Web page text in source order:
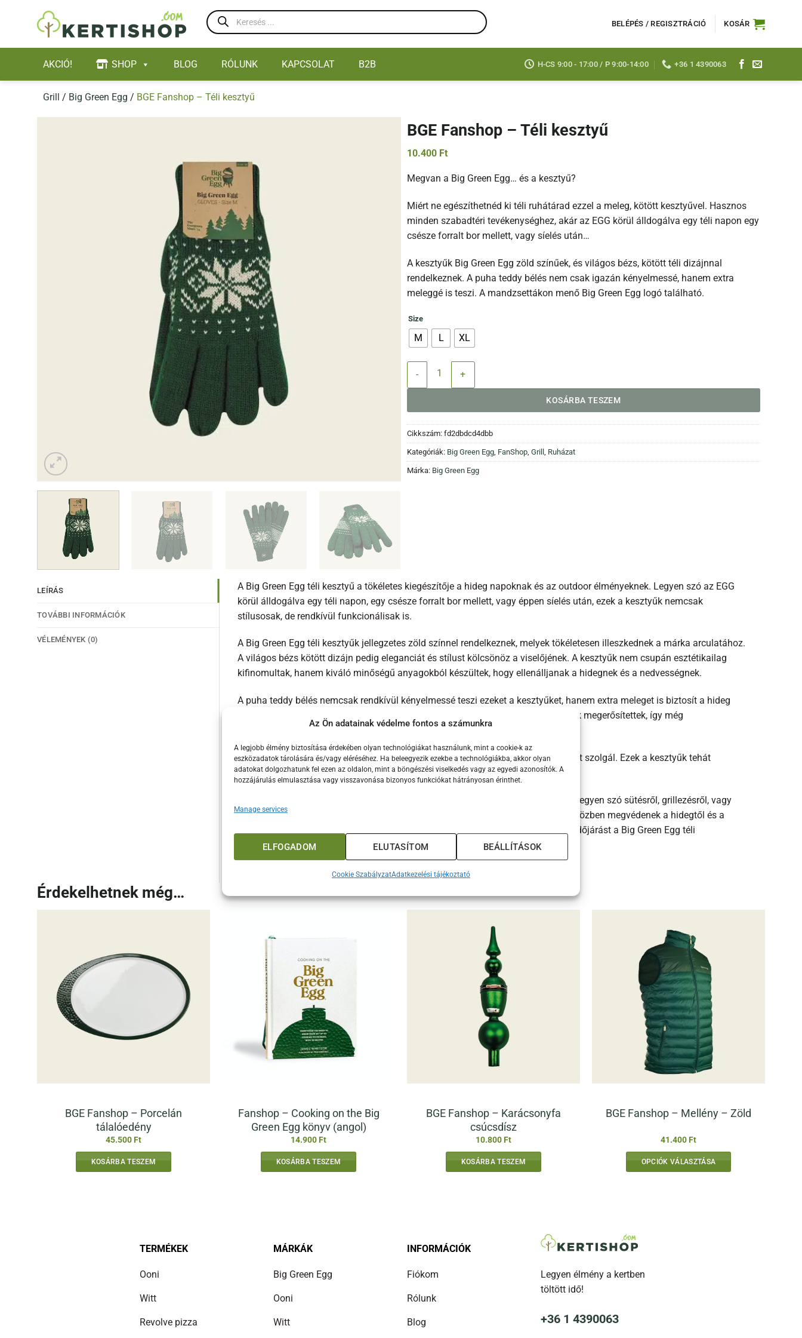
Az Ön adatainak védelme fontos a számunkra
A legjobb élmény biztosítása érdekében olyan technológiákat használunk, mint a cookie-k az
eszközadatok tárolására és/vagy eléréséhez. Ha beleegyezik ezekbe a technológiákba, akkor olyan
adatokat dolgozhatunk fel ezen az oldalon, mint a böngészési viselkedés vagy az egyedi azonosítók. A
hozzájárulás elmulasztása vagy visszavonása bizonyos funkciókat hátrányosan érinthet.
Manage services
ELFOGADOM ELUTASÍTOM BEÁLLÍTÁSOK
Cookie SzabályzatAdatkezelési tájékoztató
Products
search
BELÉPÉS / REGISZTRÁCIÓ KOSÁR
AKCIÓ! SHOP BLOG RÓLUNK KAPCSOLAT B2B H-CS 9:00 - 17:00 / P 9:00-14:00 +36 1 4390063
Grill / Big Green Egg / BGE Fanshop – Téli kesztyű
BGE Fanshop – Téli kesztyű
10.400 Ft
Megvan a Big Green Egg… és a kesztyű?
Miért ne egészíthetnéd ki téli ruhátárad ezzel a meleg, kötött kesztyűvel. Hasznos
minden szabadtéri tevékenységhez, akár az EGG körül álldogálva egy téli napon egy
csésze forralt bor mellett, vagy síelés után…
A kesztyűk Big Green Egg zöld színűek, és világos bézs, kötött téli dizájnnal
rendelkeznek. A puha teddy bélés nem csak igazán kényelmessé, hanem extra
meleggé is teszi. A mandzsettákon menő Big Green Egg logó található.
Size
M L XL
BGE Fanshop - Téli kesztyű mennyiség
KOSÁRBA TESZEM
Cikkszám: fd2dbdcd4dbb
Kategóriák: Big Green Egg, FanShop, Grill , Ruházat
Márka: Big Green Egg
LEÍRÁS
TOVÁBBI INFORMÁCIÓK
VÉLEMÉNYEK (0)
A Big Green Egg téli kesztyű a tökéletes kiegészítője a hideg napoknak és az outdoor élményeknek. Legyen szó az EGG
körül álldogálva egy téli napon, egy csésze forralt bor mellett, vagy éppen síelés után, ezek a kesztyűk nemcsak
stílusosak, de rendkívül funkcionálisak is.
A Big Green Egg téli kesztyűk jellegzetes zöld színnel rendelkeznek, melyek tökéletesen illeszkednek a márka arculatához.
A világos bézs kötött dizájn pedig eleganciát és stílust kölcsönöz a viselőjének. A kesztyűk nem csupán esztétikailag
kifinomultak, hanem kiváló minőségű anyagokból készültek, hogy ellenálljanak a hidegnek és a nedvességnek.
A puha teddy bélés nemcsak rendkívül kényelmessé teszi ezeket a kesztyűket, hanem extra meleget is biztosít a hideg
időben. Az érzékeny területeken, mint például az ujjaknál és a tenyéren, a kesztyűk megerősítettek, így még
A mandzsettákon büszkén díszeleg a Big Green Egg logó, ami igazi stíluselemként szolgál. Ezek a kesztyűk tehát
nemcsak praktikusak, hanem a márka hűségét is kifejezik.
Ez a Big Green Egg téli kesztyű nemcsak egy kiegészítő, hanem egy életstílus is. Legyen szó sütésről, grillezésről, vagy
egy egyszerű téli sétáról, ezek a kesztyűk garantálják a kényelmet és a stílust, miközben megvédenek a hidegtől és a
nedvességtől. Ne hagyja ki ezt az lehetőséget, és tegye még élvezetesebbé a téli időjárást a Big Green Egg téli
kesztyűjével!
Érdekelhetnek még…
BGE Fanshop – Porcelán
tálalóedény
45.500 Ft
KOSÁRBA TESZEM
Fanshop – Cooking on the Big
Green Egg könyv (angol)
14.900 Ft
KOSÁRBA TESZEM
BGE Fanshop – Karácsonyfa
csúcsdísz
10.800 Ft
KOSÁRBA TESZEM
BGE Fanshop – Mellény – Zöld
41.400 Ft
OPCIÓK VÁLASZTÁSA
TERMÉKEK
Ooni
Witt
Revolve pizza
MÁRKÁK
Big Green Egg
Ooni
Witt
INFORMÁCIÓK
Fiókom
Rólunk
Blog
Legyen élmény a kertben
töltött idő!
+36 1 4390063